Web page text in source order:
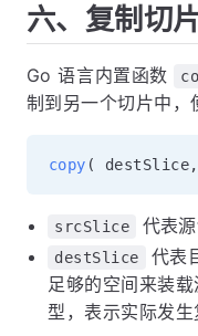
六、复制切
Go 语言内置函数
制到另一个切片中，
copy ( destSlice,
srcSlice 代表源
destSlice
代表
足够的空间来装
型，表示实际发生